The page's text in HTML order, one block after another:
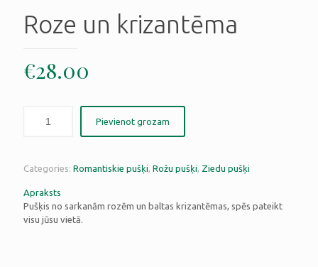
Roze un krizantēma
€28.00
Pievienot grozam
Categories: Romantiskie pušķi, Rožu pušķi, Ziedu pušķi
Apraksts
Pušķis no sarkanām rozēm un baltas krizantēmas, spēs pateikt
visu jūsu vietā.